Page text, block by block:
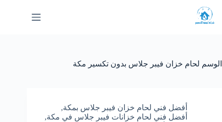
إلى
المحتوى
الوسم لحام خزان فيبر جلاس بدون تكسير مكة
أفضل فني لحام خزان فيبر جلاس بمكة,
أفضل فني لحام خزانات فيبر جلاس في مكة,